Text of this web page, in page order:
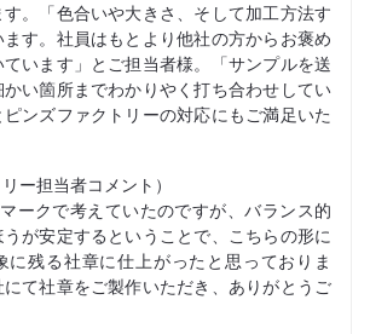
す。「色合いや大きさ、そして加工方法す
す。社員はもとより他社の方からお褒め
います」とご担当者様。「サンプルを送
い箇所までわかりやく打ち合わせしてい
ンズファクトリーの対応にもご満足いた
ー担当者コメント）
ークで考えていたのですが、バランス的
が安定するということで、こちらの形に
に残る社章に仕上がったと思っておりま
て社章をご製作いただき、ありがとうご